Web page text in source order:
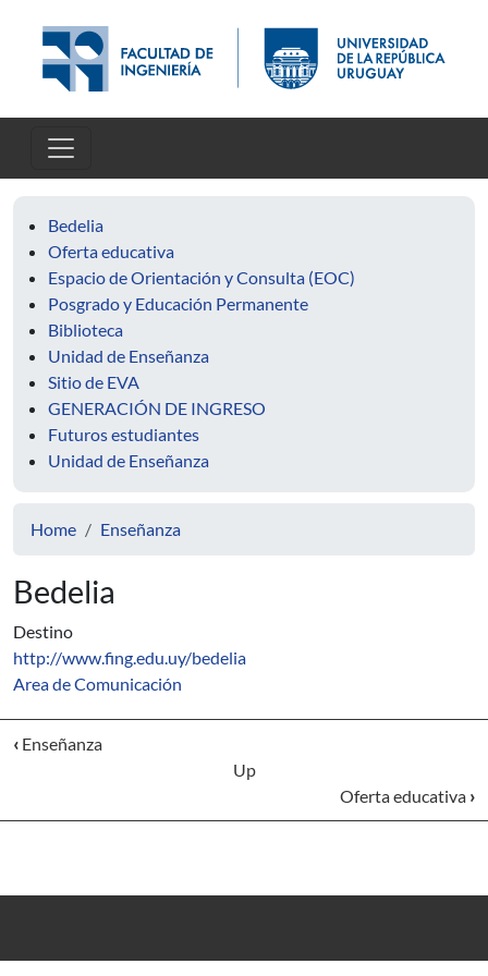
Bedelia
Oferta educativa
Espacio de Orientación y Consulta (EOC)
Posgrado y Educación Permanente
Biblioteca
Unidad de Enseñanza
Sitio de EVA
GENERACIÓN DE INGRESO
Futuros estudiantes
Unidad de Enseñanza
Home Enseñanza
Bedelia
Destino
http://www.fing.edu.uy/bedelia
Area de Comunicación
‹ Enseñanza
Up
Oferta educativa ›